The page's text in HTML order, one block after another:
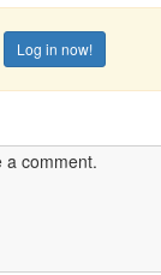
Log in now!